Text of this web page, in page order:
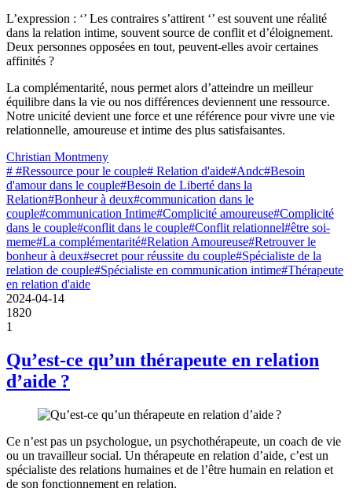
L’expression : ‘’ Les contraires s’attirent ‘’ est souvent une réalité
dans la relation intime, souvent source de conflit et d’éloignement.
Deux personnes opposées en tout, peuvent-elles avoir certaines
affinités ?
La complémentarité, nous permet alors d’atteindre un meilleur
équilibre dans la vie ou nos différences deviennent une ressource.
Notre unicité devient une force et une référence pour vivre une vie
relationnelle, amoureuse et intime des plus satisfaisantes.
Christian Montmeny
# #Ressource pour le couple# Relation d'aide#Andc#Besoin
d'amour dans le couple#Besoin de Liberté dans la
Relation#Bonheur à deux#communication dans le
couple#communication Intime#Complicité amoureuse#Complicité
dans le couple#conflit dans le couple#Conflit relationnel#être soi-
meme#La complémentarité#Relation Amoureuse#Retrouver le
bonheur à deux#secret pour réussite du couple#Spécialiste de la
relation de couple#Spécialiste en communication intime#Thérapeute
en relation d'aide
2024-04-14
1820
1
Qu’est-ce qu’un thérapeute en relation
d’aide ?
Ce n’est pas un psychologue, un psychothérapeute, un coach de vie
ou un travailleur social. Un thérapeute en relation d’aide, c’est un
spécialiste des relations humaines et de l’être humain en relation et
de son fonctionnement en relation.